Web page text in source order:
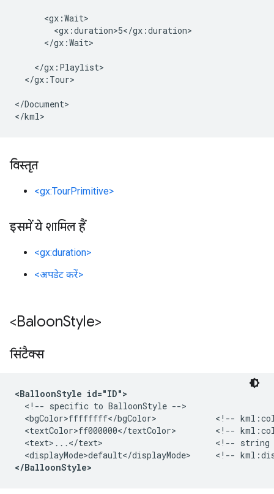
      <gx:Wait>
        <gx:duration>5</gx:duration>
      </gx:Wait>
    </gx:Playlist>
  </gx:Tour>
</Document>
</kml>
विस्तृत
<gx:TourPrimitive>
इसमें ये शामिल हैं
<gx:duration>
<अपडेट करें>
<BaloonStyle>
सिंटैक्स
<BalloonStyle id="ID">
  <!-- specific to BalloonStyle -->
<bgColor>ffffffff</bgColor>            <!--
<textColor>ff000000</textColor>        <!--
  <text>
...</text>                       <!-- string
<displayMode>default</displayMode>
<!--
</BalloonStyle>